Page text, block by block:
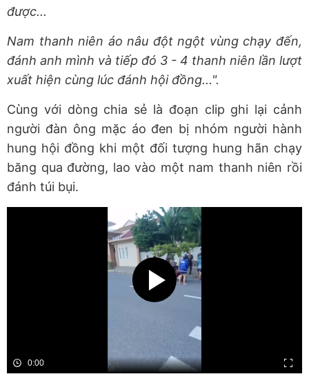
được...
Nam thanh niên áo nâu đột ngột vùng chạy đến,
đánh anh mình và tiếp đó 3 - 4 thanh niên lần lượt
xuất hiện cùng lúc đánh hội đồng...".
Cùng với dòng chia sẻ là đoạn clip ghi lại cảnh
người đàn ông mặc áo đen bị nhóm người hành
hung hội đồng khi một đối tượng hung hãn chạy
băng qua đường, lao vào một nam thanh niên rồi
đánh túi bụi.
0:00